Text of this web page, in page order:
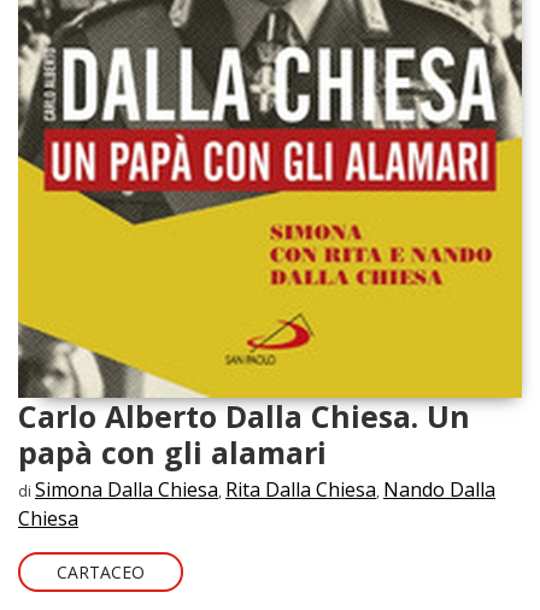
Carlo Alberto Dalla Chiesa. Un
papà con gli alamari
di Simona Dalla Chiesa, Rita Dalla Chiesa, Nando Dalla
Chiesa
CARTACEO